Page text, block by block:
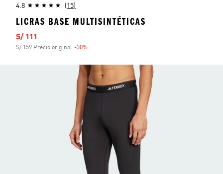
4.8 (15)
LICRAS BASE MULTISINTÉTICAS
Precio de venta
S/ 111
S/ 159 Precio original -30%